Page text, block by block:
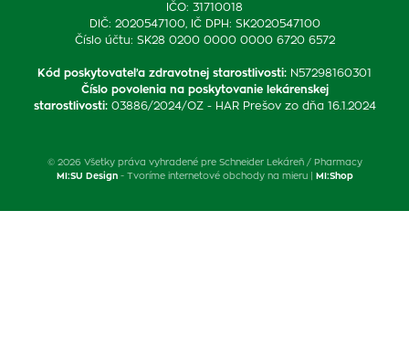
IČO: 31710018
DIČ: 2020547100, IČ DPH: SK2020547100
Číslo účtu: SK28 0200 0000 0000 6720 6572
Kód poskytovateľa zdravotnej starostlivosti: N57298160301
Číslo povolenia na poskytovanie lekárenskej
starostlivosti: 03886/2024/OZ - HAR Prešov zo dňa 16.1.2024
© 2026 Všetky práva vyhradené pre Schneider Lekáreň / Pharmacy
MI:SU Design- Tvoríme internetové obchody na mieru | MI:Shop